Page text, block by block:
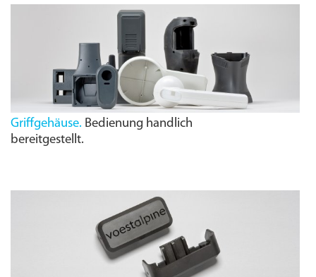
Griffgehäuse. Bedienung handlich
bereitgestellt.